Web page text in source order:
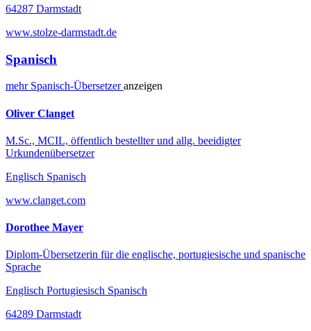
64287 Darmstadt
www.stolze-darmstadt.de
Spanisch
mehr Spanisch-Übersetzeranzeigen
Oliver Clanget
M.Sc., MCIL, öffentlich bestellter und allg. beeidigter
Urkundenübersetzer
Englisch Spanisch
www.clanget.com
Dorothee Mayer
Diplom-Übersetzerin für die englische, portugiesische und spanische
Sprache
Englisch Portugiesisch Spanisch
64289 Darmstadt